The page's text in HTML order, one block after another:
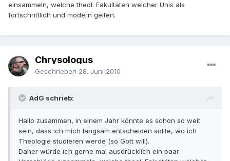
einsammeln, welche theol. Fakultäten welcher Unis als
fortschrittlich und modern gelten.
Chrysologus
Geschrieben 28. Juni 2010
AdG schrieb:
Hallo zusammen, in einem Jahr könnte es schon so weit
sein, dass ich mich langsam entscheiden sollte, wo ich
Theologie studieren werde (so Gott will).
Daher würde ich gerne mal ausdrücklich ein paar